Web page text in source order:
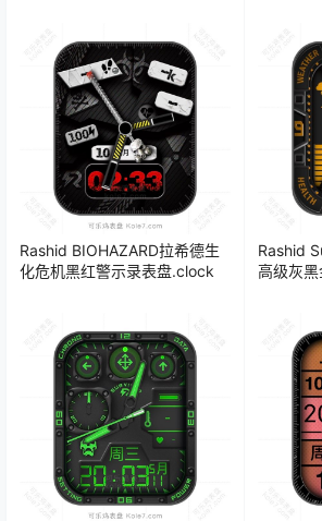
Rashid BIOHAZARD拉希德生
化危机黑红警示录表盘.clock
Rashid
高级灰